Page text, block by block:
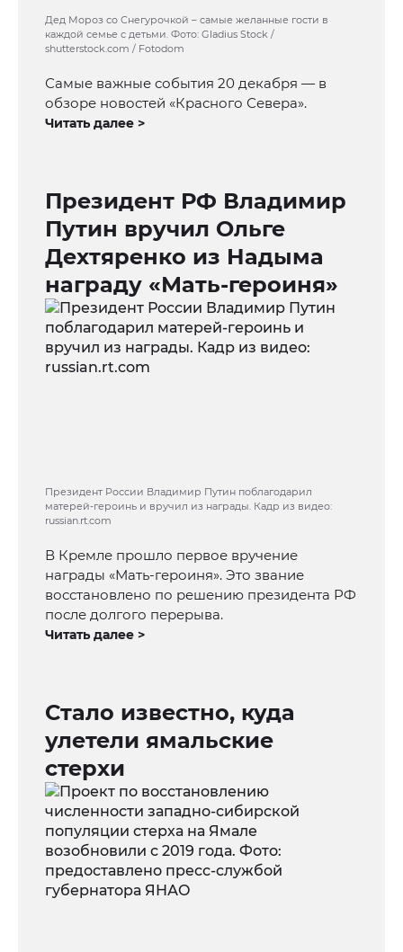
Дед Мороз со Снегурочкой – самые желанные гости в
каждой семье с детьми. Фото: Gladius Stock /
shutterstock.com / Fotodom
Самые важные события 20 декабря — в
обзоре новостей «Красного Севера».
Читать далее >
Президент РФ Владимир
Путин вручил Ольге
Дехтяренко из Надыма
награду «Мать-героиня»
Президент России Владимир Путин поблагодарил
матерей-героинь и вручил из награды. Кадр из видео:
russian.rt.com
В Кремле прошло первое вручение
награды «Мать-героиня». Это звание
восстановлено по решению президента РФ
после долгого перерыва.
Читать далее >
Стало известно, куда
улетели ямальские
стерхи